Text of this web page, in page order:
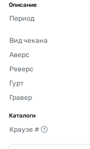
Описание
Период
Вид чекана
Аверс
Реверс
Гурт
Гравер
Каталоги
Краузе #